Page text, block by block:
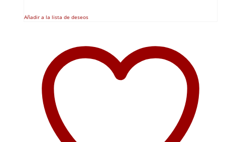
Añadir a la lista de deseos